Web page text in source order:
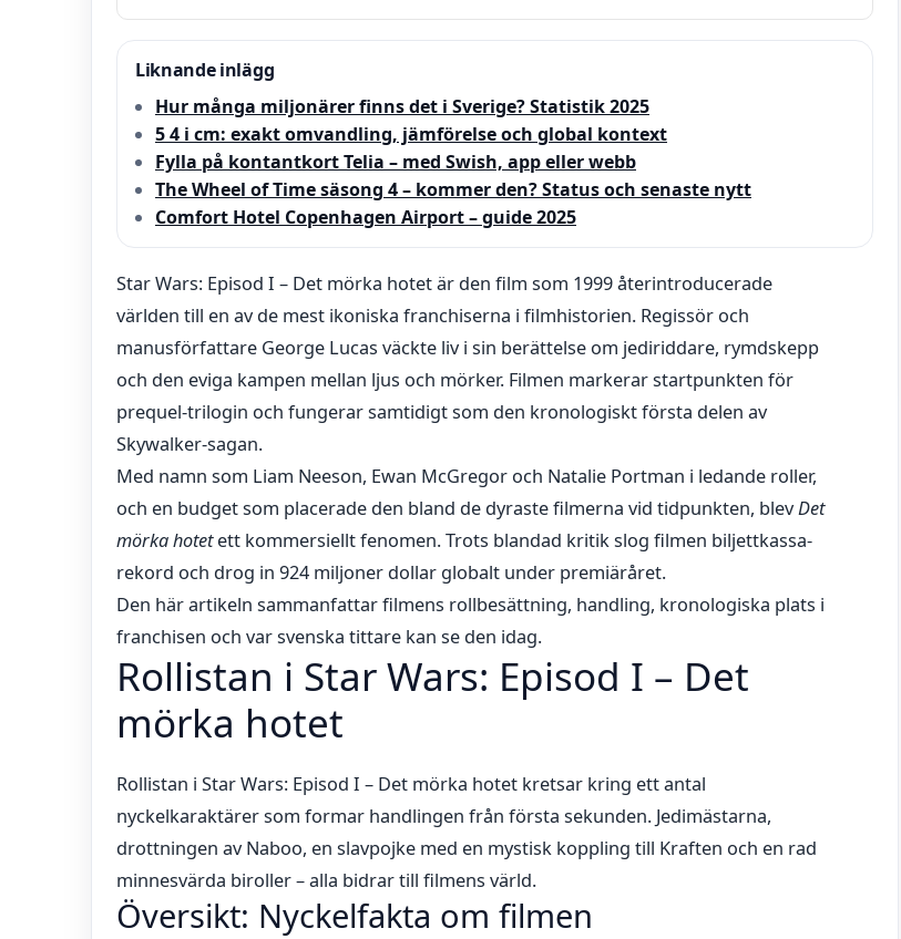
Liknande inlägg
Hur många miljonärer finns det i Sverige? Statistik 2025
5 4 i cm: exakt omvandling, jämförelse och global kontext
Fylla på kontantkort Telia – med Swish, app eller webb
The Wheel of Time säsong 4 – kommer den? Status och senaste nytt
Comfort Hotel Copenhagen Airport – guide 2025
Star Wars: Episod I – Det mörka hotet är den film som 1999 återintroducerade
världen till en av de mest ikoniska franchiserna i filmhistorien. Regissör och
manusförfattare George Lucas väckte liv i sin berättelse om jediriddare, rymdskepp
och den eviga kampen mellan ljus och mörker. Filmen markerar startpunkten för
prequel-trilogin och fungerar samtidigt som den kronologiskt första delen av
Skywalker-sagan.
Med namn som Liam Neeson, Ewan McGregor och Natalie Portman i ledande roller,
och en budget som placerade den bland de dyraste filmerna vid tidpunkten, blevDet
mörka hotetett kommersiellt fenomen. Trots blandad kritik slog filmen biljettkassa-
rekord och drog in 924 miljoner dollar globalt under premiäråret.
Den här artikeln sammanfattar filmens rollbesättning, handling, kronologiska plats i
franchisen och var svenska tittare kan se den idag.
Rollistan i Star Wars: Episod I – Det
mörka hotet
Rollistan i Star Wars: Episod I – Det mörka hotet kretsar kring ett antal
nyckelkaraktärer som formar handlingen från första sekunden. Jedimästarna,
drottningen av Naboo, en slavpojke med en mystisk koppling till Kraften och en rad
minnesvärda biroller – alla bidrar till filmens värld.
Översikt: Nyckelfakta om filmen